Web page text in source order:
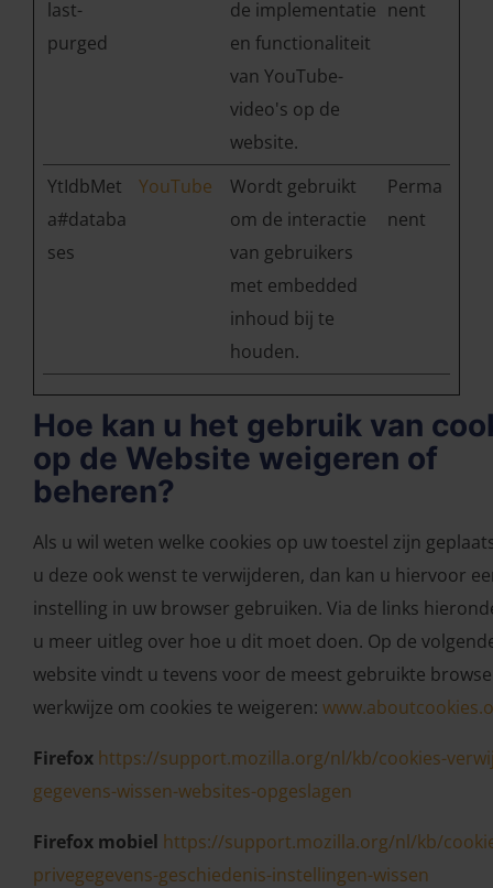
last-
purged
de implementatie
en functionaliteit
van YouTube-
video's op de
website.
nent
YtIdbMet
a#databa
ses
YouTube
Wordt gebruikt
om de interactie
van gebruikers
met embedded
inhoud bij te
houden.
Perma
nent
Hoe kan u het gebruik van
op de Website weigeren of
beheren?
Als u wil weten welke cookies op uw toestel zijn
u deze ook wenst te verwijderen, dan kan u hiervoor
instelling in uw browser gebruiken. Via de links
u meer uitleg over hoe u dit moet doen. Op de
website vindt u tevens voor de meest gebruikte
werkwijze om cookies te weigeren:
Firefox https://support.mozilla.org/nl/kb/cookies-
gegevens-wissen-websites-opgeslagen
Firefox mobiel https://support.mozilla.org/nl/kb/
privegegevens-geschiedenis-instellingen-wissen